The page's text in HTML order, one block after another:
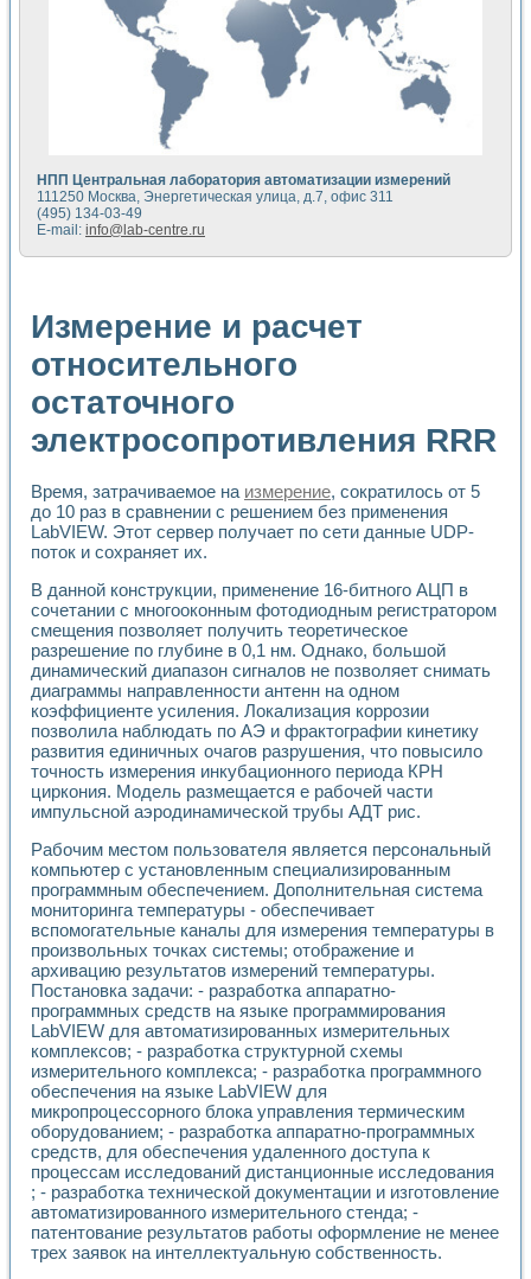
Передовые научные технологии: нано-, фемто-,
Автоматизированная установка по измерению временных
Автоматизированный лабораторный комплекс на базе
Визуализация моделирования и оптимизации тепловой
Виртуальный прибор для исследования функциональных
Исследование возможности создания экономичного
Исследование кинетики движения макрочастиц в
Метод прогнозирования свойств дисперсных продуктов
Недорогая система управления сверхпроводящим
Применение технологий NI в курсе экспериментальной
Расчет переноса аэрозоля и выпадения осадка в
Применение NI VISION для геометрического анализа в
Система температурной стабилизации
Управление движением с помощью программно -
Определение параметров всплывающих газовых
Система управления асинхронным тиристорным
Лазерный профилометр
Применение средств NATIONAL INSTRUMENTS для
Разработка автоматизированного стенда для
Автоматизированный стенд рентгеновской диагностики
Высокочувствительные оптоэлектронные
Установка для измерения диэлектрических свойств
Лабораторный электрический импедансный томограф на
Микрозондовая система для характеризации
Метод траекторий в исследовании
Промышленная автоматизация
Автоматизация технологических процессов получения
Использование систем технического зрения для контроля
Исследование электромагнитных переходных процессов
Применение LabVIEW при разработке обучающих
Разработка виртуальных тренажеров путем
Система блокировок, сигнализации и защиты ускорителя
Система сбора данных и управления процессом
Управление температурой газовой среды специальной
Разработка программного обеспечения с
Использование технологий NATIONAL INSTRUMENTS
Оборудование для промышленной термотрансферной
Автоматизация реометрических исследований на базе
Применение измерителя иммитанса для исследова¬ния
Исследование электромагнитных переходных процессов
Стенд для исследования электрических переходных
Автоматизация контроля сварных швов на базе
Измерительный контроль с применением
Моделирование надежности и эффективности систем
Лабораторные практикумы и учебные стенды
Автоматизация лабораторного стенда по измерению
Автоматизированные лабораторные комплексы для
Виртуальный прибор для исследования нелинейных
Использование виртуальных приборов в процесе
Использование программ ELECTRONICS WORKBENCH-
Лабораторный практикум по дисциплине «Цифровые
Лабораторный практикум по ИНС на основе LabVIEW
НПП Центральная лаборатория автоматизации измерений
111250 Москва, Энергетическая улица, д.7, офис 311
(495) 134-03-49
E-mail: info@lab-centre.ru
Измерение и расчет
относительного
остаточного
электросопротивления RRR
Время, затрачиваемое на измерение, сократилось от 5
до 10 раз в сравнении с решением без применения
LabVIEW. Этот сервер получает по сети данные UDP-
поток и сохраняет их.
В данной конструкции, применение 16-битного АЦП в
сочетании с многооконным фотодиодным регистратором
смещения позволяет получить теоретическое
разрешение по глубине в 0,1 нм. Однако, большой
динамический диапазон сигналов не позволяет снимать
диаграммы направленности антенн на одном
коэффициенте усиления. Локализация коррозии
позволила наблюдать по АЭ и фрактографии кинетику
развития единичных очагов разрушения, что повысило
точность измерения инкубационного периода КРН
циркония. Модель размещается е рабочей части
импульсной аэродинамической трубы АДТ рис.
Рабочим местом пользователя является персональный
компьютер с установленным специализированным
программным обеспечением. Дополнительная система
мониторинга температуры - обеспечивает
вспомогательные каналы для измерения температуры в
произвольных точках системы; отображение и
архивацию результатов измерений температуры.
Постановка задачи: - разработка аппаратно-
программных средств на языке программирования
LabVIEW для автоматизированных измерительных
комплексов; - разработка структурной схемы
измерительного комплекса; - разработка программного
обеспечения на языке LabVIEW для
микропроцессорного блока управления термическим
оборудованием; - разработка аппаратно-программных
средств, для обеспечения удаленного доступа к
процессам исследований дистанционные исследования
; - разработка технической документации и изготовление
автоматизированного измерительного стенда; -
патентование результатов работы оформление не менее
трех заявок на интеллектуальную собственность.